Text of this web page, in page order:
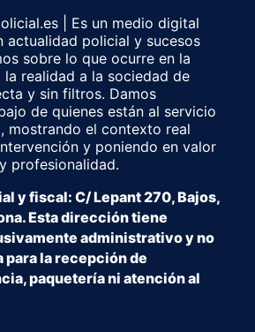
| Es un medio digital
actualidad policial y sucesos
sobre lo que ocurre en la
la realidad a la sociedad de
y sin filtros. Damos
de quienes están al servicio
mostrando el contexto real
y poniendo en valor
profesionalidad.
y fiscal: C/ Lepant 270, Bajos,
Esta dirección tiene
administrativo y no
para la recepción de
paquetería ni atención al